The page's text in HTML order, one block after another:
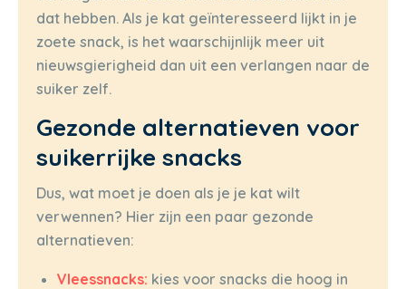
dat hebben. Als je kat geïnteresseerd lijkt in je
zoete snack, is het waarschijnlijk meer uit
nieuwsgierigheid dan uit een verlangen naar de
suiker zelf.
Gezonde alternatieven voor
suikerrijke snacks
Dus, wat moet je doen als je je kat wilt
verwennen? Hier zijn een paar gezonde
alternatieven:
Vleessnacks: kies voor snacks die hoog in